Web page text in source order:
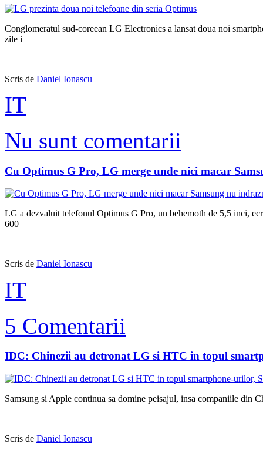
Conglomeratul sud-coreean LG Electronics a lansat doua noi
zile i
Scris de Daniel Ionascu
IT
Nu sunt comentarii
Cu Optimus G Pro, LG merge unde nici macar
LG a dezvaluit telefonul Optimus G Pro, un behemoth de 5,5 inci,
600
Scris de Daniel Ionascu
IT
5 Comentarii
IDC: Chinezii au detronat LG si HTC in topul
Samsung si Apple continua sa domine peisajul, insa companiile
Scris de Daniel Ionascu